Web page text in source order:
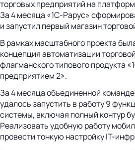
торговых предприятий на
За 4 месяца «1С‑Рарус»
и запустил первый магазин
В рамках масштабного проекта
концепция автоматизации
флагманского типового продукта
предприятием 2».
За 4 месяца объединенной
удалось запустить в работу 9
системы, включая полный контур
Реализовать удобную работу
провести тонкую настройку IT-